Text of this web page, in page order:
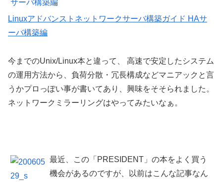
Linuxアドバンストネットワークサーバ構築ガイド HAサ
ーバ構築編
今までのUnix/Linux本と違って、 高速で安定したシステム
の運用方法から、負荷分散・冗長構成などマニアックと言
うかプロっぽい事が書いてあり、興味をそそられました。
ネットワークミラーリングはやってみたいなぁ。
最近、この「PRESIDENT」の本をよく買う
機会があるのですが、以前はこんな記事なん